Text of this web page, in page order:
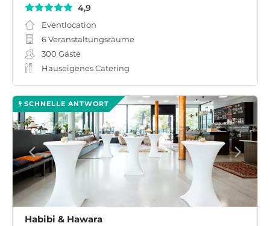
4,9
Eventlocation
6 Veranstaltungsräume
300 Gäste
Hauseigenes Catering
SCHNELLE ANTWORT
Habibi & Hawara